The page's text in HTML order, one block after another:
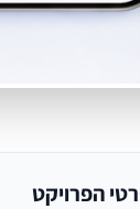
הפרויקט